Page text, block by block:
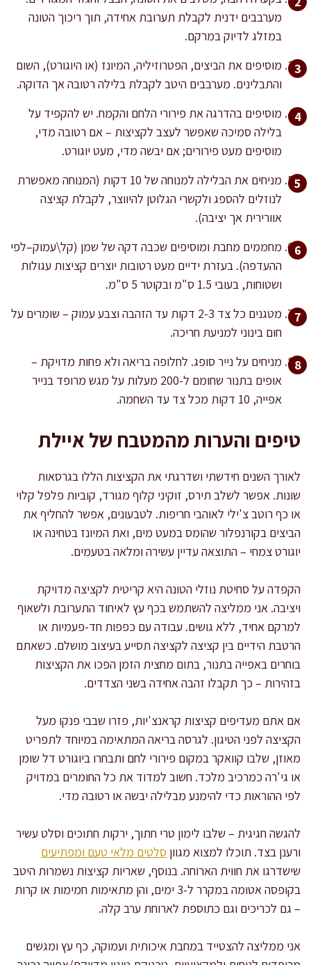
מערבבים ידנית לקבלת תערובת אחידה, תוך ריכוך הטונה
במזלג לדיוק במרקם.
מוסיפים את הביצים, הפטרוזיליה, המיונז (או היוגורט), השום
והתבלינים. מערבבים היטב לקבלת בלילה רטובה אך הדוקה.
מוסיפים בהדרגה את פירורי הלחם והקמח. יש להקפיד על
בלילה סמיכה שאפשר לעצב לקציצות – אם רטובה מדי,
מוסיפים מעט פירורים; אם יבשה מדי, מעט יוגורט.
מניחים את הבלילה למנוחה של 10 דקות (המנוחה מאפשרת
לנוזלים להספג ולקשרי הגלוטן להיווצר, לקבלת קציצה
אוורירית אך יציבה).
מחממים מחבת ומוסיפים שכבה דקה של שמן (קל\עמוק–לפי
ההעדפה). בעזרת ידיים מעט רטובות יוצרים קציצות עגולות
ושטוחות, בעובי 1.5 ס"מ ובקוטר 5 ס"מ.
מטגנים כל צד 2-3 דקות עד הזהבה וצבע עמוק – שומרים על
חום בינוני למניעת חריכה.
מניחים על נייר סופג. לחלופה בריאה ולא פחות מדויקת –
אופים בתנור שחומם ל-200 מעלות על מגש מרופד בנייר
אפייה, 10 דקות מכל צד עד השחמה.
טיפים והערות מהמטבח של איילת
לאורך השנים חידשתי ושדרגתי את הקציצות הללו בגרסאות
שונות. אפשר לשלב תירס, זוקיני קלוף מגורד, קוביות פלפל קלוי
או כף רוטב צ'ילי לאוהבי חריפות. לטבעונים, אפשר להחליף את
הביצים בקורנפלור שהומס במעט מים, ואת המיונז בטחינה או
יוגורט צמחי – התוצאה עדיין עשירה ומלאה בטעמים.
הקפדה על סחיטת נוזלי הטונה היא קריטית לקציצה מדויקת
ויציבה. אני ממליצה להשתמש בכף עץ לאיחוד התערובת ולשאוף
למרקם אחיד, ללא גושים. עבודה עם כפפות חד-פעמיות או
הרטבת הידיים בין קציצה לקציצה תסייע בעיצוב מושלם. כשאתם
בוחרים באפייה בתנור, בתום מחצית הזמן הפכו את הקציצות
בזהירות – כך תקבלו זהבה אחידה בשני הצדדים.
אם אתם מעדיפים קציצות קראנצ'יות, פזרו שבבי פנקו מעל
הקציצה לפני הטיגון. לגרסה בריאה המתאימה במיוחד לתפריט
מאוזן, שלבו קוואקר במקום פירורי לחם ותבחרו ביוגורט דל שומן
או גי'רה כמרכיב מלכד. חשוב למדוד את כל החומרים במדויק
לפי ההוראות כדי להימנע מבלילה יבשה או רטובה מדי.
להגשה חגיגית – שלבו לימון טרי חתוך, ירקות חתוכים וסלט עשיר
ורענן בצד. תוכלו למצוא מגוון סלטים מלאי טעם ומפתיעים
שישדרגו את חווית הארוחה. בנוסף, שאריות קציצות נשמרות היטב
בקופסה אטומה במקרר ל-3 ימים, והן מתאימות חמימות או קרות
– גם לכריכים וגם כתוספת לארוחת ערב קלה.
אני ממליצה להצטייד במחבת איכותית ועמוקה, כף עץ ומגשים